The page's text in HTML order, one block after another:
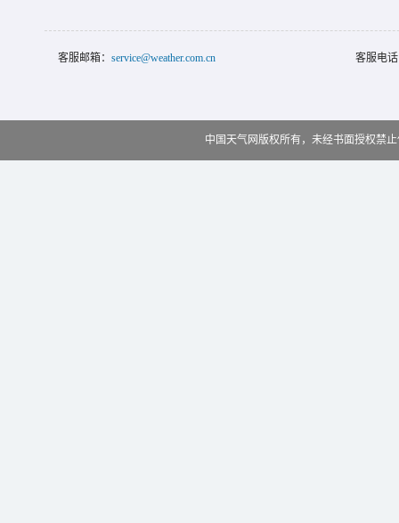
客服邮箱： service@weather.com.cn 客服电
中国天气网版权所有，未经书面授权